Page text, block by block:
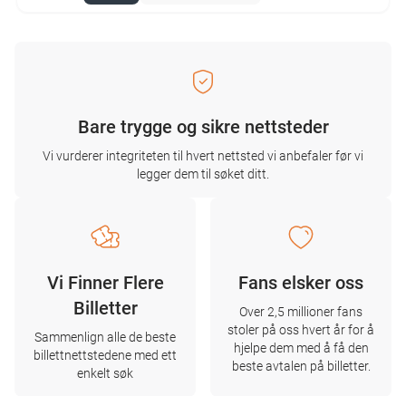
Bare trygge og sikre nettsteder
Vi vurderer integriteten til hvert nettsted vi anbefaler før vi
legger dem til søket ditt.
Vi Finner Flere
Billetter
Sammenlign alle de beste
billettnettstedene med ett
enkelt søk
Fans elsker oss
Over 2,5 millioner fans
stoler på oss hvert år for å
hjelpe dem med å få den
beste avtalen på billetter.